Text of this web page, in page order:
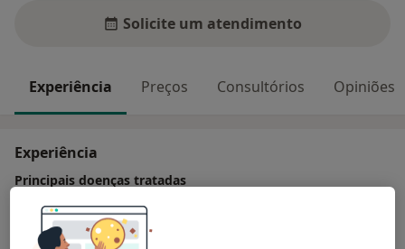
Solicite um atendimento
Experiência Preços Consultórios Opiniões
Experiência
Principais doenças tratadas
Transtorno Por Uso De Tabaco
Asma